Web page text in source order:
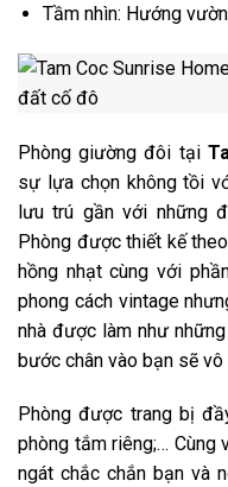
Tầm nhìn: Hướng
Phòng giường đôi tại
sự lựa chọn không tồi
lưu trú gần với những
Phòng được thiết kế
hồng nhạt cùng với
phong cách vintage
nhà được làm như
bước chân vào bạn sẽ
Phòng được trang bị
phòng tắm riêng;… Cùng
ngát chắc chắn bạn và